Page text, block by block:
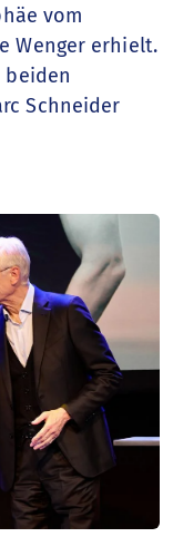
vom
Wenger erhielt.
beiden
Schneider